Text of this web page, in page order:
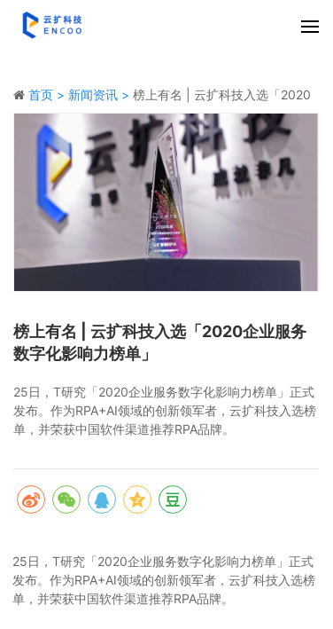
首页 > 新闻资讯 > 榜上有名 | 云扩科技入选「2020
企业服务数字化影响力榜单」
榜上有名 | 云扩科技入选「2020企业服务
数字化影响力榜单」
25日，T研究「2020企业服务数字化影响力榜单」正式
发布。作为RPA+AI领域的创新领军者，云扩科技入选榜
单，并荣获中国软件渠道推荐RPA品牌。
25日，T研究「2020企业服务数字化影响力榜单」正式
发布。作为RPA+AI领域的创新领军者，云扩科技入选榜
单，并荣获中国软件渠道推荐RPA品牌。